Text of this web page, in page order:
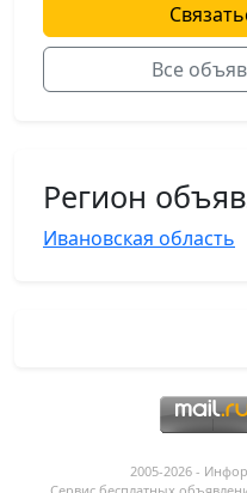
Все
Регион
Ивановская область
2005-2026 -